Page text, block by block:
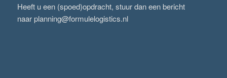
Heeft u een (spoed)opdracht, stuur dan een bericht
naarplanning@formulelogistics.nl